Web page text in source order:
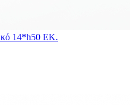
14*h50 ΕΚ.